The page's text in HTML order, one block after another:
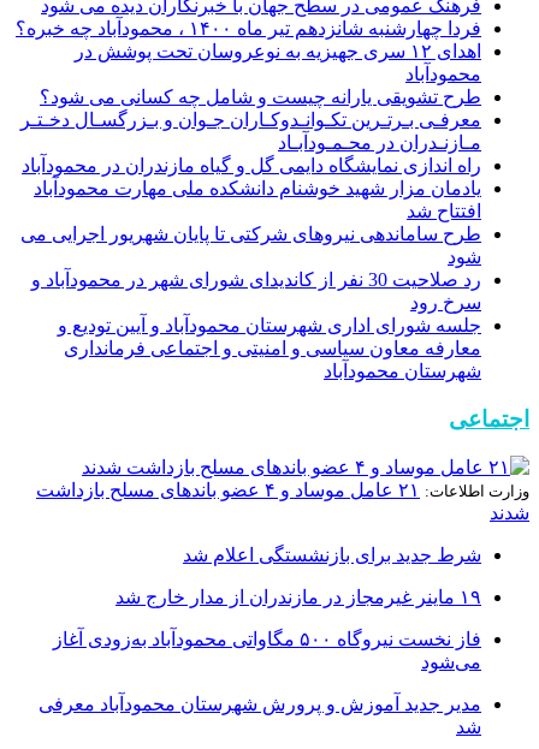
فرهنگ عمومی در سطح جهان با خبرنگاران دیده می شود
فردا چهارشنبه شانزدهم تیر ماه ۱۴۰۰ ، محمودآباد چه خبره؟
اهدای ١۲ سری جهیزیه به نوعروسان تحت پوشش در
محمودآباد
طرح تشویقی یارانه چیست و شامل چه کسانی می شود؟
معرفـی بـرتـرین تکـوانـدوکـاران جـوان و بـزرگسـال دخـتـر
مـازنـدران در محـمـودآبـاد
راه اندازی نمایشگاه دایمی گل و گیاه مازندران در محمودآباد
یادمان مزار شهید خوشنام دانشکده ملی مهارت محمودآباد
افتتاح شد
طرح ساماندهی نیروهای شرکتی تا پایان شهریور اجرایی می
شود
رد صلاحیت 30 نفر از کاندیدای شورای شهر در محمودآباد و
سرخ رود
جلسه شورای اداری شهرستان محمودآباد و آیین تودیع و
معارفه معاون سیاسی و امنیتی و‌ اجتماعی فرمانداری
شهرستان محمودآباد
اجتماعی
وزارت اطلاعات:
۲۱ عامل موساد و ۴ عضو باند‌های مسلح بازداشت
شدند
شرط جدید برای بازنشستگی اعلام شد
۱۹ ماینر غیرمجاز در مازندران از مدار خارج شد
فاز نخست نیروگاه ۵۰۰ مگاواتی محمودآباد به‌زودی آغاز
می‌شود
مدیر جدید آموزش و پرورش شهرستان محمودآباد معرفی
شد